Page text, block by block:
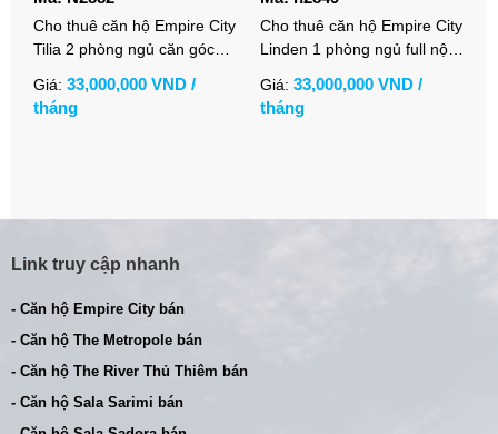
Cho thuê căn hộ Empire City
Tilia 2 phòng ngủ căn góc
bản
Giá: 33,000,000 VND /
tháng
Cho thuê căn hộ Empire City
Linden 1 phòng ngủ full nội
Giá: 33,000,000 VND /
tháng
Link truy cập nhanh
- Căn hộ Empire City bán
- Căn hộ The Metropole bán
- Căn hộ The River Thủ Thiêm bán
- Căn hộ Sala Sarimi bán